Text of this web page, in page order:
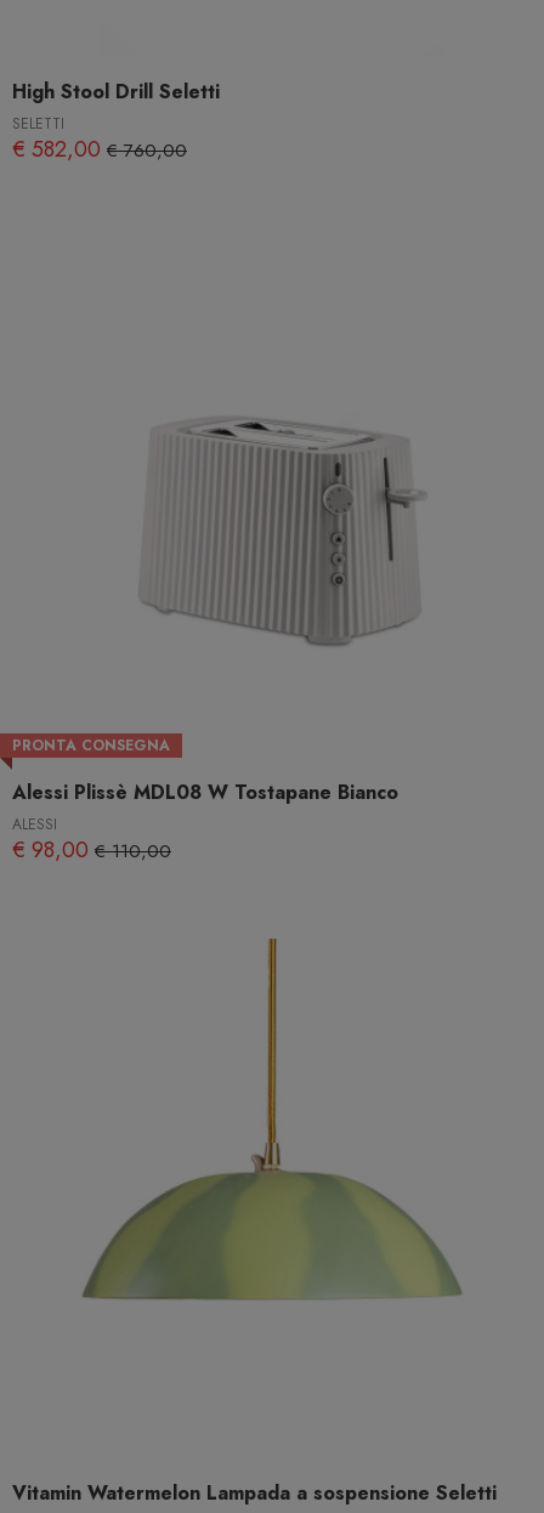
High Stool Drill Seletti
SELETTI
€ 582,00 € 760,00
PRONTA CONSEGNA
Alessi Plissè MDL08 W Tostapane Bianco
ALESSI
€ 98,00 € 110,00
Vitamin Watermelon Lampada a sospensione Seletti